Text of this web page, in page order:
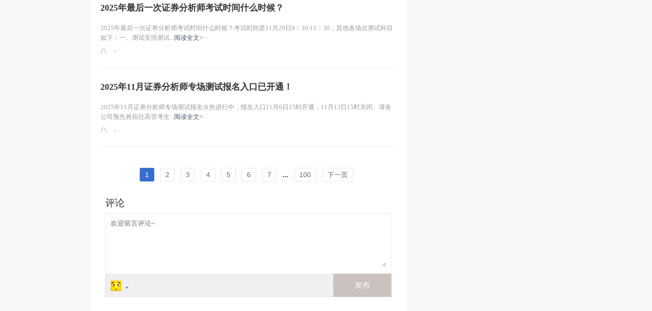
2025年最后一次证券分析师考试时间什么时候？
2025年最后一次证券分析师考试时间什么时候？考试时间是11月29日8：30-11：30，其他各场次测试科目
如下：一、测试安排测试...阅读全文>
2025年11月证券分析师专场测试报名入口已开通！
2025年11月证券分析师专场测试报名火热进行中，报名入口11月6日15时开通，11月13日15时关闭。请各
公司预先将拟任高管考生...阅读全文>
1 2 3 4 5 6 7 ... 100 下一页